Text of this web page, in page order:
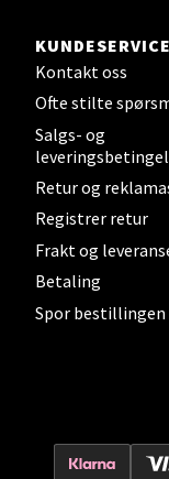
KUNDESERVICE
Kontakt oss
Ofte stilte
Salgs- og
Retur og
Registrer retur
Frakt og
Betaling
Spor bestillingen
Levanger
Moafjæra 14,
Åpent i dag
0 i butikk
Mandal -
Åpent i dag